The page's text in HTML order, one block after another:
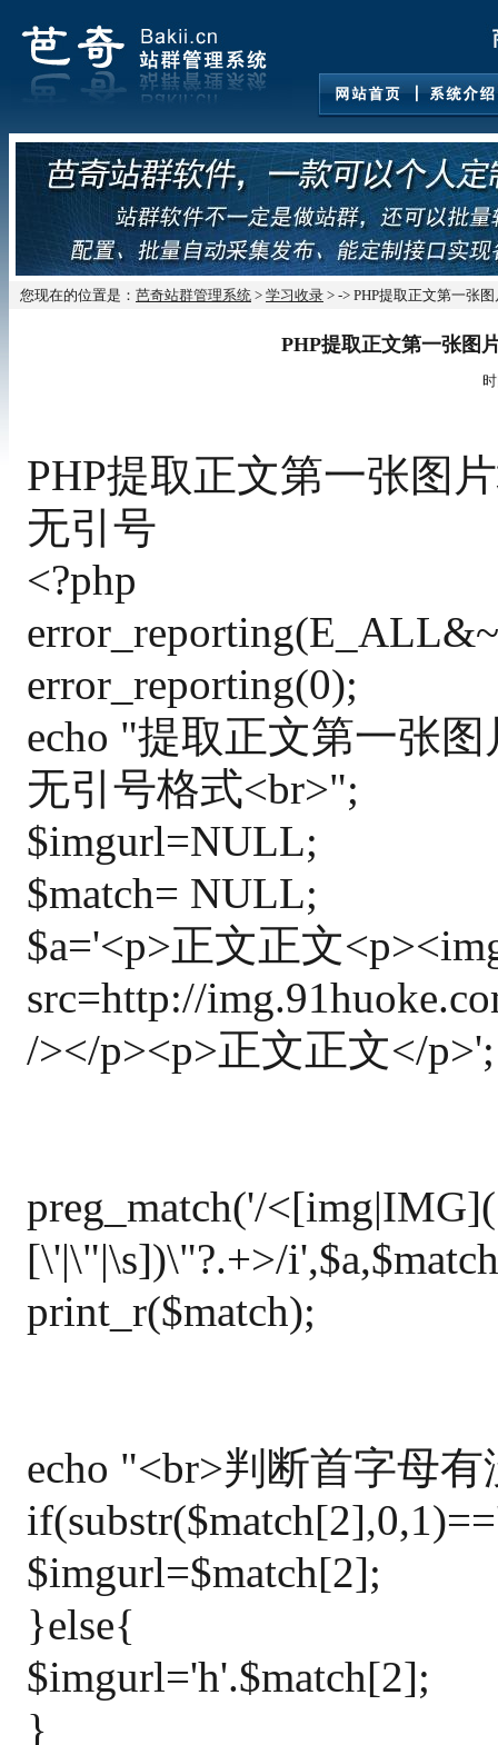
您现在的位置是： 芭奇站群管理系统 > 学习收录 > -> PHP提取正文第一张
PHP提取正文第一张图
PHP提取正文第一张图
无引号
<?php
error_reporting(0);
echo "提取正文第一张
无引号格式<br>";
$imgurl=NULL;
$match= NULL;
$a='<p>正文正文
src=http://
/></p><p>正文正文</p>';
preg_match('/
[\'|\"|\s])\"?.+>/
print_r($match);
echo "<br>判断首字母
$imgurl=$match[2];
}else{
$imgurl='h'.$match[2];
}